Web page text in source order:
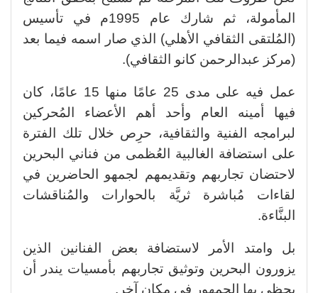
المأمولة، ثم شارك عام 1995م في تأسيس
(المُلتقى الثقافي الأهلي) الذي صار اسمه فيما بعد
(مركز عبدالرحمن كانو الثقافي).
عمل فيه على مدى 25 عامًا منها 15 عامًا، كان
فيها أمينه العام وأحد أهم الأعضاء المُحركين
لبرامجه الفنية والثقافية، حرِص خلال تلك الفترة
على استضافة الغالبية العُظمى من فناني البحرين
لاحتضان تجاربهم وتقديمهم لجمهو الحاضرين في
لقاءات مُباشرة ثريَّة بالحوارات والمُناقشات
البنَّاءة.
بل وامتد الأمر لاستضافة بعض الفنانين الذين
يزورون البحرين وتوثيق تجاربهم بأمسيات يندر أن
يحظى بها الجمهور في مكانٍ آخر.